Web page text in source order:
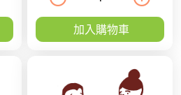
加入購物車